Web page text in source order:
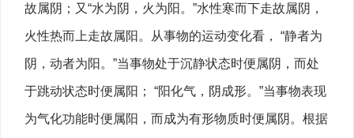
故属阴；又“水为阴，火为阳。”水性寒而下走故属阴，
火性热而上走故属阳。从事物的运动变化看， “静者为
阴，动者为阳。”当事物处于沉静状态时便属阴，而处
于跳动状态时便属阳； “阳化气，阴成形。”当事物表现
为气化功能时便属阳，而成为有形物质时便属阴。根据